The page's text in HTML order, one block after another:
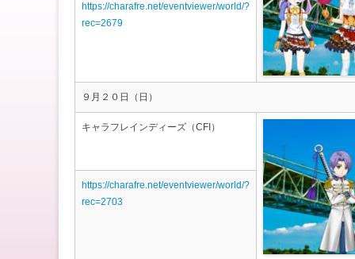
https://charafre.net/eventviewer/world/?
rec=2679
９月２０日（日）
キャラフレインディーズ（CFI）
https://charafre.net/eventviewer/world/?
rec=2703